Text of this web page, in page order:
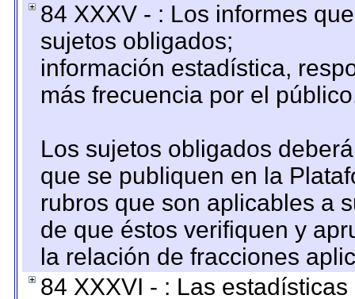
84 XXXV - : Los informes
sujetos obligados;
información estadística,
más frecuencia por el
Los sujetos obligados
que se publiquen en la
rubros que son aplicables a
de que éstos verifiquen y
la relación de fracciones
84 XXXVI - : Las